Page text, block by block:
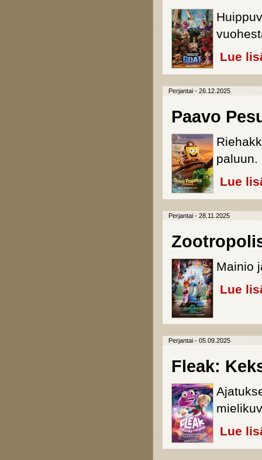
Lue
Perjantai - 26.12.2025
Paavo
paluun.
Lue
Perjantai - 28.11.2025
Mainio
Lue
Perjantai - 05.09.2025
Fleak:
Lue